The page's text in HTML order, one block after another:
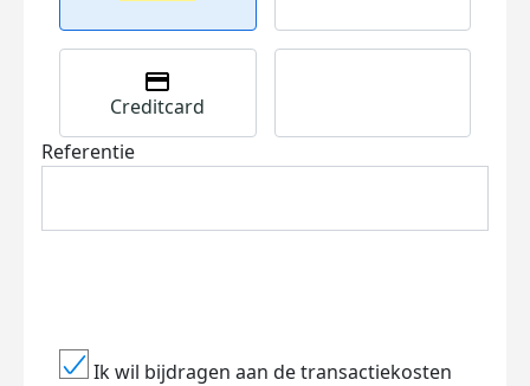
Creditcard
Referentie
Ik wil bijdragen aan de transactiekosten